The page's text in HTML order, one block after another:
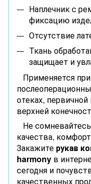
Наплечник с
фиксацию
Отсутствие
Ткань
защищает и
Применяется
отеках,
верхней
Не
качества,
Закажите рукав
harmony в
сегодня и
качественных